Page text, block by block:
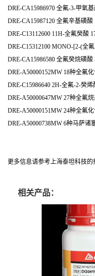
DRE-CA15986970 全氟-3-甲氧
DRE-CA15987120 全氟辛基磺酸
DRE-C13112600 11H-全氟癸酸
DRE-C15312100 MONO-[2-(全
DRE-CA15986580 全氟癸烷磺酸
DRE-A50000152MW 18种全氟
DRE-C15986640 2H-全氟-2-癸烯
DRE-A50000647MW 27种全氟
DRE-A50000151MW 24种全氟
DRE-A50000738MW 6种马萨诸
更多信息请参考上海泰坦科技的
相关产品：